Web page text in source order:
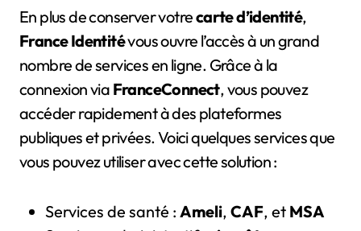
En plus de conserver votrecarte d’identité,
France Identitévous ouvre l’accès à un grand
nombre de services en ligne. Grâce à la
connexion via FranceConnect, vous pouvez
accéder rapidement à des plateformes
publiques et privées. Voici quelques services que
vous pouvez utiliser avec cette solution :
Services de santé : Ameli, CAF, et MSA